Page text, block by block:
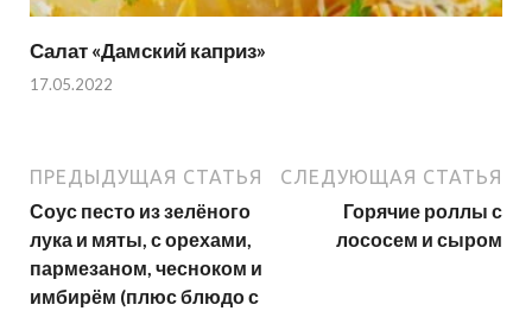
Салат «Дамский каприз»
17.05.2022
ПРЕДЫДУЩАЯ СТАТЬЯ
Соус песто из зелёного
лука и мяты, с орехами,
пармезаном, чесноком и
имбирём (плюс блюдо с
СЛЕДУЮЩАЯ СТАТЬЯ
Горячие роллы с
лососем и сыром